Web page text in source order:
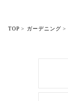
TOP ガーデニング